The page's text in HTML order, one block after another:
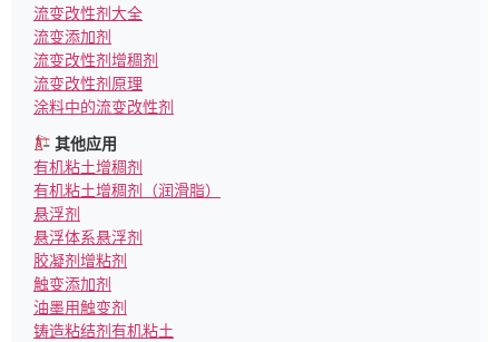
流变改性剂大全
流变添加剂
流变改性剂增稠剂
流变改性剂原理
涂料中的流变改性剂
其他应用
有机粘土增稠剂
有机粘土增稠剂（润滑脂）
悬浮剂
悬浮体系悬浮剂
胶凝剂增粘剂
触变添加剂
油墨用触变剂
铸造粘结剂有机粘土